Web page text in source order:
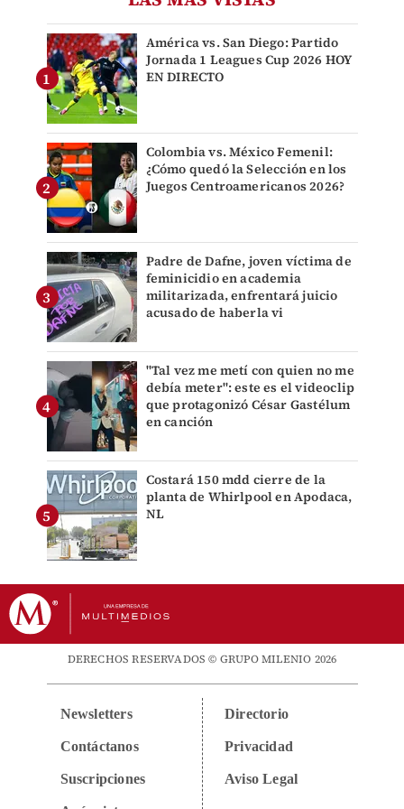
América vs. San Diego: Partido
Jornada 1 Leagues Cup 2026 HOY
EN DIRECTO
Colombia vs. México Femenil:
¿Cómo quedó la Selección en los
Juegos Centroamericanos 2026?
Padre de Dafne, joven víctima de
feminicidio en academia
militarizada, enfrentará juicio
acusado de haberla vi
"Tal vez me metí con quien no me
debía meter": este es el videoclip
que protagonizó César Gastélum
en canción
Costará 150 mdd cierre de la
planta de Whirlpool en Apodaca,
NL
DERECHOS RESERVADOS © GRUPO MILENIO 2026
Newsletters
Contáctanos
Suscripciones
Directorio
Privacidad
Aviso Legal